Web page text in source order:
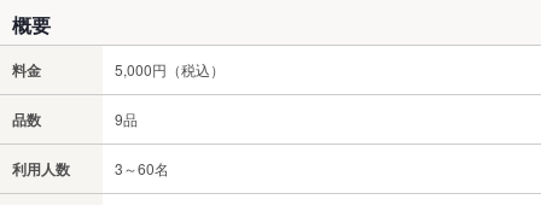
概要
料金 5,000円（税込）
品数 9品
利用人数 3～60名